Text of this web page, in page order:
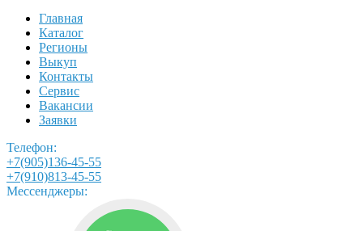
Главная
Каталог
Регионы
Выкуп
Контакты
Сервис
Вакансии
Заявки
Телефон:
+7(905)136-45-55
+7(910)813-45-55
Мессенджеры: